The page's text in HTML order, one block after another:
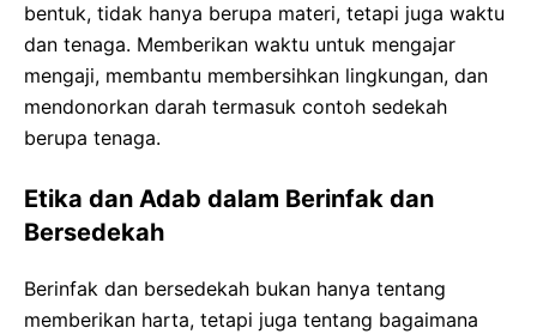
bentuk, tidak hanya berupa materi, tetapi juga waktu
dan tenaga. Memberikan waktu untuk mengajar
mengaji, membantu membersihkan lingkungan, dan
mendonorkan darah termasuk contoh sedekah
berupa tenaga.
Etika dan Adab dalam Berinfak dan
Bersedekah
Berinfak dan bersedekah bukan hanya tentang
memberikan harta, tetapi juga tentang bagaimana